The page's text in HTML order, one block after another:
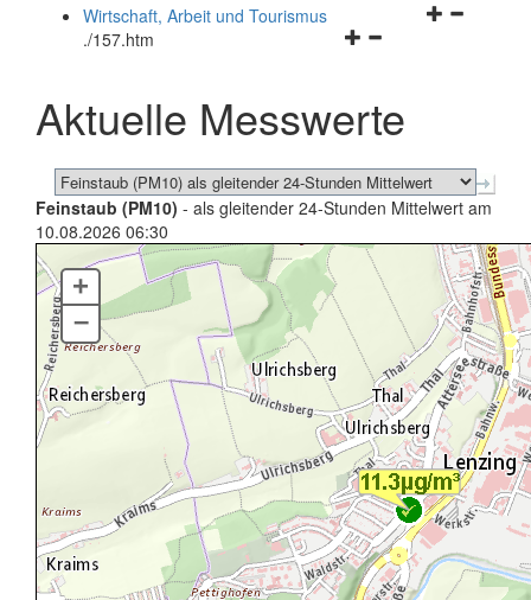
schließen
Navigationsmenü
schließen
Wirtschaft, Arbeit und Tourismus
./157.htm
Aktuelle Messwerte
Feinstaub (PM10) - als gleitender 24-Stunden Mittelwert am
10.08.2026 06:30
+
–